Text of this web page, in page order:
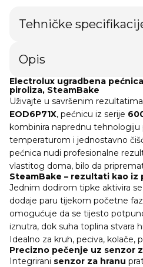
Tehničke
Opis
Electrolux ugradbena pećnica
piroliza, SteamBake
Uživajte u savršenim
EOD6P71X, pećnicu iz serije
kombinira naprednu tehnologiju
temperaturom i jednostavno
pećnica nudi profesionalne
vlastitog doma, bilo da
SteamBake – rezultati kao iz
Jednim dodirom tipke aktivira
dodaje paru tijekom početne
omogućuje da se tijesto
iznutra, dok suha toplina stvara
Idealno za kruh, peciva, kolače,
Precizno pečenje uz senzor
Integrirani senzor za hranu